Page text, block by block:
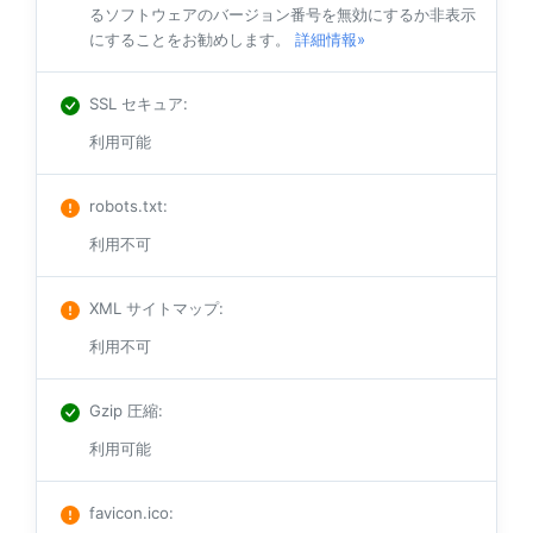
るソフトウェアのバージョン番号を無効にするか非表示
にすることをお勧めします。 詳細情報»
SSL セキュア:
利用可能
robots.txt:
利用不可
XML サイトマップ:
利用不可
Gzip 圧縮:
利用可能
favicon.ico: